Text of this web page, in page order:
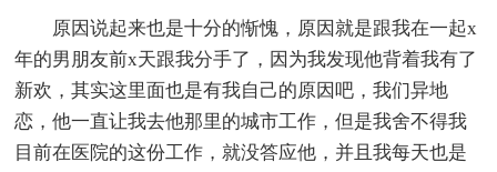
原因说起来也是十分的惭愧，原因就是跟我在一起x
年的男朋友前x天跟我分手了，因为我发现他背着我有了
新欢，其实这里面也是有我自己的原因吧，我们异地
恋，他一直让我去他那里的城市工作，但是我舍不得我
目前在医院的这份工作，就没答应他，并且我每天也是